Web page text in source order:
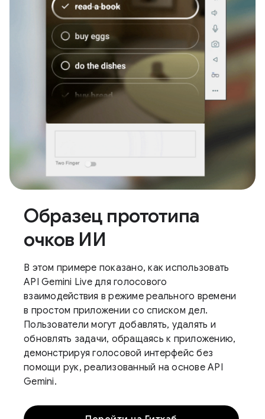
Образец прототипа
очков ИИ
В этом примере показано, как использовать
API Gemini Live для голосового
взаимодействия в режиме реального времени
в простом приложении со списком дел.
Пользователи могут добавлять, удалять и
обновлять задачи, обращаясь к приложению,
демонстрируя голосовой интерфейс без
помощи рук, реализованный на основе API
Gemini.